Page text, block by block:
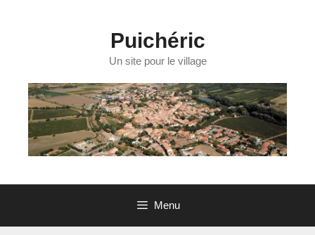
Puichéric
Un site pour le village
Menu